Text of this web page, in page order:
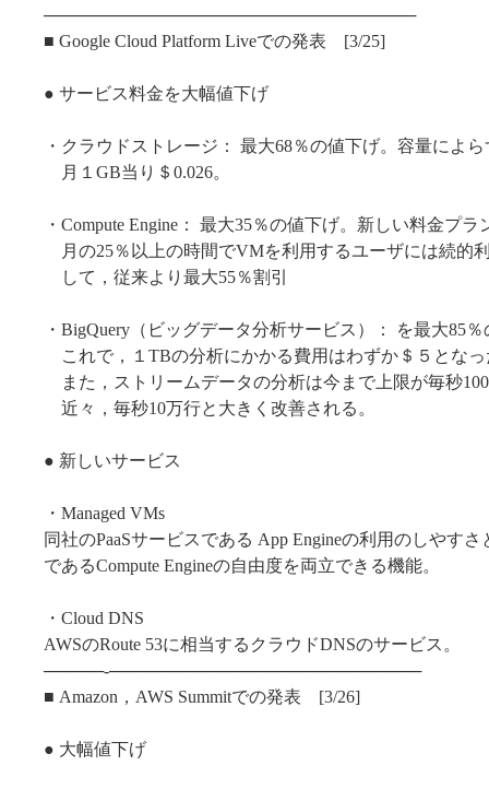
───────────────────────────────
■ Google Cloud Platform Liveでの発表 [3/25]
● サービス料金を大幅値下げ
・クラウドストレージ： 最大68％の値下げ。容量によ
月１GB当り＄0.026。
・Compute Engine： 最大35％の値下げ。新しい料金プラ
月の25％以上の時間でVMを利用するユーザには続的
して，従来より最大55％割引
・BigQuery（ビッグデータ分析サービス）： を最大85
これで，１TBの分析にかかる費用はわずか＄５となっ
また，ストリームデータの分析は今まで上限が毎秒
近々，毎秒10万行と大きく改善される。
● 新しいサービス
・Managed VMs
同社のPaaSサービスである App Engineの利用のしやすさ
であるCompute Engineの自由度を両立できる機能。
・Cloud DNS
AWSのRoute 53に相当するクラウドDNSのサービス。
─────-──────────────────────────
■ Amazon，AWS Summitでの発表 [3/26]
● 大幅値下げ